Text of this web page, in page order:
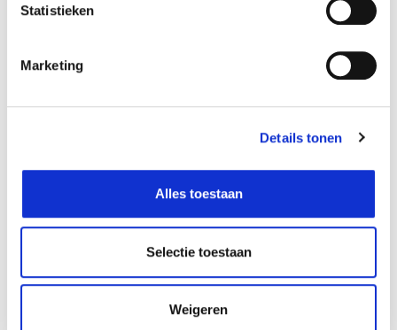
Statistieken
Marketing
Details tonen
Alles toestaan
Selectie toestaan
Weigeren
Drinkfles campus 600ml
peppa pig
Drinkfles campus 600ml